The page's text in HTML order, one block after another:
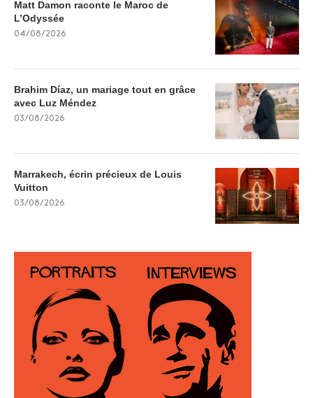
Matt Damon raconte le Maroc de
L’Odyssée
04/08/2026
Brahim Díaz, un mariage tout en grâce
avec Luz Méndez
03/08/2026
Marrakech, écrin précieux de Louis
Vuitton
03/08/2026